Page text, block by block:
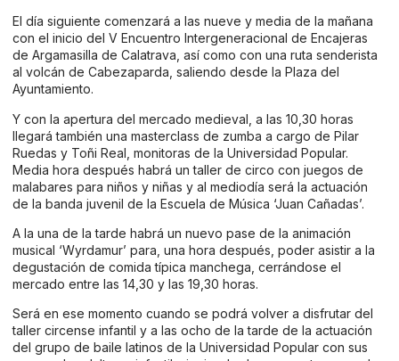
El día siguiente comenzará a las nueve y media de la mañana
con el inicio del V Encuentro Intergeneracional de Encajeras
de Argamasilla de Calatrava, así como con una ruta senderista
al volcán de Cabezaparda, saliendo desde la Plaza del
Ayuntamiento.
Y con la apertura del mercado medieval, a las 10,30 horas
llegará también una masterclass de zumba a cargo de Pilar
Ruedas y Toñi Real, monitoras de la Universidad Popular.
Media hora después habrá un taller de circo con juegos de
malabares para niños y niñas y al mediodía será la actuación
de la banda juvenil de la Escuela de Música ‘Juan Cañadas’.
A la una de la tarde habrá un nuevo pase de la animación
musical ‘Wyrdamur’ para, una hora después, poder asistir a la
degustación de comida típica manchega, cerrándose el
mercado entre las 14,30 y las 19,30 horas.
Será en ese momento cuando se podrá volver a disfrutar del
taller circense infantil y a las ocho de la tarde de la actuación
del grupo de baile latinos de la Universidad Popular con sus